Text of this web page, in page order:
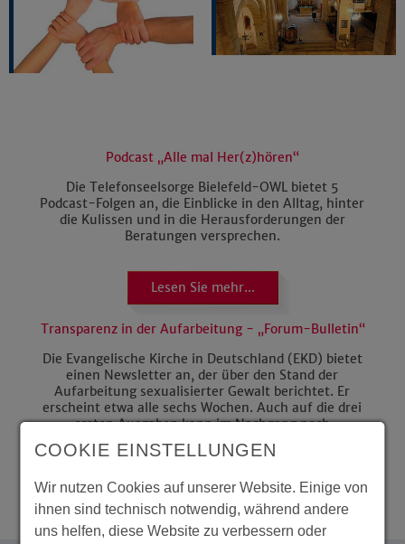
Podcast „Alle mal Her(z)hören“
Die Telefonseelsorge Bielefeld-OWL bietet 5
Podcast-Folgen an, die Einblicke in den Alltag, hinter
die Kulissen und in die Herausforderungen der
Beratungen versprechen.
Lesen Sie mehr...
Transparenz in der Aufarbeitung - „Forum-Bulletin“
Die Evangelische Kirche in Deutschland (EKD) bietet
einen Newsletter an, der über den Stand der
Aufarbeitung sexualisierter Gewalt berichtet. Er
erscheint etwa alle sechs Wochen. Auch auf die drei
ersten Ausgaben kann im Nachgang noch
zurückgegriffen werden.
Lesen Sie mehr ...
COOKIE EINSTELLUNGEN
Wir nutzen Cookies auf unserer Website. Einige von
ihnen sind technisch notwendig, während andere
uns helfen, diese Website zu verbessern oder